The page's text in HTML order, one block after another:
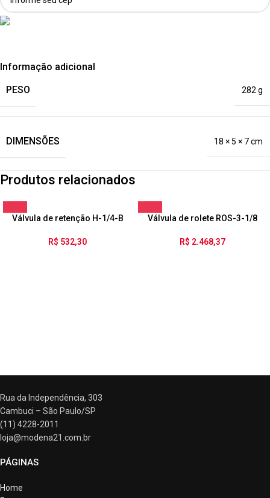
Informação adicional
PESO
282 g
DIMENSÕES 18 × 5 × 7 cm
Produtos relacionados
Válvula de retenção H-1/4-B
R$ 532,30
Válvula de rolete ROS-3-1/8
R$ 2.468,37
Rua da Independência, 303
Cambuci – São Paulo/SP
(11) 4228-2011
loja@modena21.com.br
PÁGINAS
Home